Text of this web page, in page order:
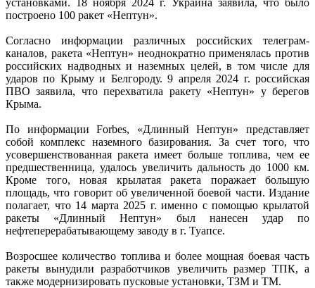
построено 100 ракет «Нептун».
Согласно информации различных российских телеграм-
каналов, ракета «Нептун» неоднократно применялась против
российских надводных и наземных целей, в том числе для
ударов по Крыму и Белгороду. 9 апреля 2024 г. российская
ПВО заявила, что перехватила ракету «Нептун» у берегов
Крыма.
По информации Forbes, «Длинный Нептун» представляет
собой комплекс наземного базирования. За счет того, что
усовершенствованная ракета имеет больше топлива, чем ее
предшественница, удалось увеличить дальность до 1000 км.
Кроме того, новая крылатая ракета поражает большую
площадь, что говорит об увеличенной боевой части. Издание
полагает, что 14 марта 2025 г. именно с помощью крылатой
ракеты «Длинный Нептун» был нанесен удар по
нефтеперерабатывающему заводу в г. Туапсе.
Возросшее количество топлива и более мощная боевая часть
ракеты вынудили разработчиков увеличить размер ТПК, а
также модернизировать пусковые установки, ТЗМ и ТМ.